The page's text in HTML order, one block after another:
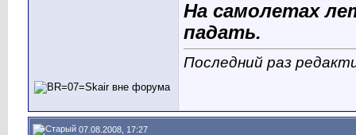
На самолетах
падать.
Последний раз
07.08.2008, 17:27